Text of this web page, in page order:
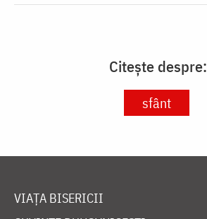
Citește despre:
sfânt
VIAȚA BISERICII